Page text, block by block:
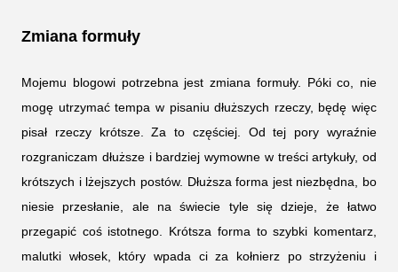
Zmiana formuły
Mojemu blogowi potrzebna jest zmiana formuły. Póki co, nie
mogę utrzymać tempa w pisaniu dłuższych rzeczy, będę więc
pisał rzeczy krótsze. Za to częściej. Od tej pory wyraźnie
rozgraniczam dłuższe i bardziej wymowne w treści artykuły, od
krótszych i lżejszych postów. Dłuższa forma jest niezbędna, bo
niesie przesłanie, ale na świecie tyle się dzieje, że łatwo
przegapić coś istotnego. Krótsza forma to szybki komentarz,
malutki włosek, który wpada ci za kołnierz po strzyżeniu i